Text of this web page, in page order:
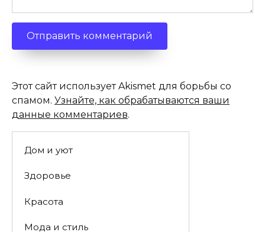
Этот сайт использует Akismet для борьбы со
спамом. Узнайте, как обрабатываются ваши
данные комментариев.
Дом и уют
Здоровье
Красота
Мода и стиль